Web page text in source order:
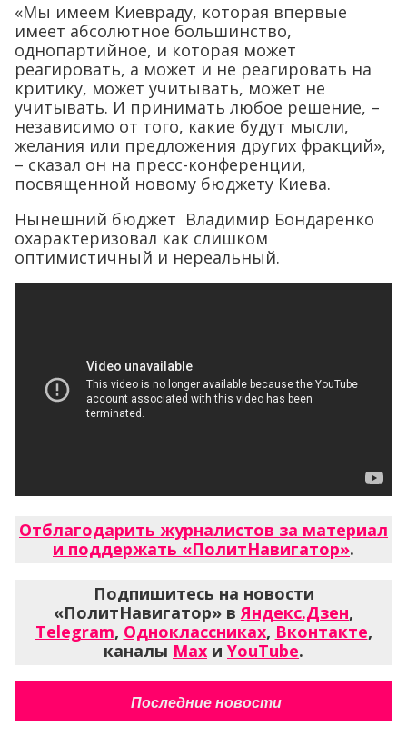
«Мы имеем Киевраду, которая впервые
имеет абсолютное большинство,
однопартийное, и которая может
реагировать, а может и не реагировать на
критику, может учитывать, может не
учитывать. И принимать любое решение, –
независимо от того, какие будут мысли,
желания или предложения других фракций»,
– сказал он на пресс-конференции,
посвященной новому бюджету Киева.
Нынешний бюджет Владимир Бондаренко
охарактеризовал как слишком
оптимистичный и нереальный.
Отблагодарить журналистов за материал
и поддержать «ПолитНавигатор».
Подпишитесь на новости
«ПолитНавигатор» вЯндекс.Дзен,
Telegram, Одноклассниках, Вконтакте,
каналы Max и YouTube.
Последние новости